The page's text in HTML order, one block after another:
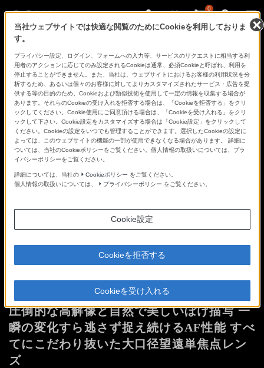
0
あ、
見
た
こ
と
の
な
い
世
界
へ。
α
Universe
FE 135mm F1.8 GM Debut
圧倒的な高解像と自然で美しいぼけ描写一
瞬の変化すら逃さず捉え続けるAF性能 すべ
てにこだわり抜いた大口径望遠単焦点レン
ズ
当社ウェブサイトでは快適な閲覧のためにCookieを利用しておりま
す。
プライバシー設定、ログイン、フォームへの入力等、サービスのリクエストに相当する利
用者のアクションに応じてのみ設定されるCookieは通常、必須Cookieと呼ばれ、利用を
停止することができません。また、当社は、ウェブサイトにおけるお客様の利用状況を分
析するため、あるいは個々のお客様に対してよりカスタマイズされたサービス・広告を提
供する等の目的のため、Cookieおよび類似技術を使用して一定の情報を収集する場合が
あります。それらのCookieの受け入れを拒否する場合は、「Cookieを拒否する」をクリ
ックしてください。Cookie使用にご同意頂ける場合は、「Cookieを受け入れる」をクリ
ックして下さい。Cookie設定をカスタマイズする場合は「Cookie設定」をクリックして
ください。Cookieの設定をいつでも管理することができます。選択したCookieの設定に
よっては、このウェブサイトの機能の一部が使用できなくなる場合があります。 詳細に
ついては、当社のCookieポリシーをご覧ください。個人情報の取扱いについては、プラ
イバシーポリシーをご覧ください。
詳細については、当社の Cookieポリシー をご覧ください。
個人情報の取扱いについては、
プライバシーポリシー をご覧ください。
Cookie設定
Cookieを拒否する
Cookieを受け入れる